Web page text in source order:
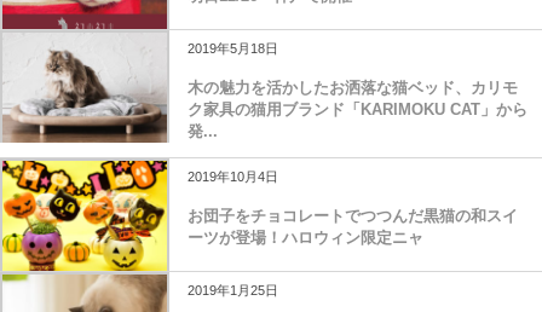
2019年5月18日
木の魅力を活かしたお洒落な猫ベッド、カリモ
ク家具の猫用ブランド「KARIMOKU CAT」から
発...
2019年10月4日
お団子をチョコレートでつつんだ黒猫の和スイ
ーツが登場！ハロウィン限定ニャ
2019年1月25日